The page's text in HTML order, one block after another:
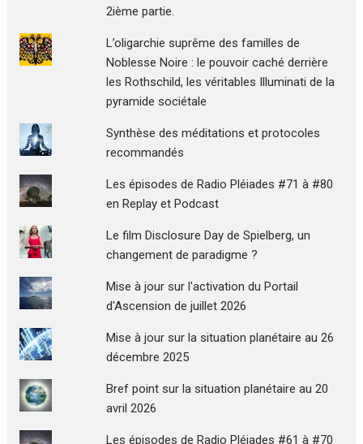
2ième partie.
L’oligarchie suprême des familles de
Noblesse Noire : le pouvoir caché derrière
les Rothschild, les véritables Illuminati de la
pyramide sociétale
Synthèse des méditations et protocoles
recommandés
Les épisodes de Radio Pléiades #71 à #80
en Replay et Podcast
Le film Disclosure Day de Spielberg, un
changement de paradigme ?
Mise à jour sur l'activation du Portail
d'Ascension de juillet 2026
Mise à jour sur la situation planétaire au 26
décembre 2025
Bref point sur la situation planétaire au 20
avril 2026
Les épisodes de Radio Pléiades #61 à #70